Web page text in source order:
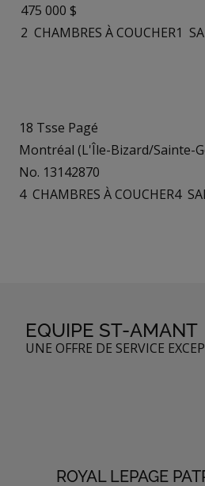
475 000 $
2 CHAMBRES À COUCHER1
18 Tsse Pagé
Montréal (L'Île-Bizard/Sainte-
No. 13142870
4 CHAMBRES À COUCHER4
EQUIPE ST-AMANT
UNE OFFRE DE SERVICE
ROYAL LEPAGE